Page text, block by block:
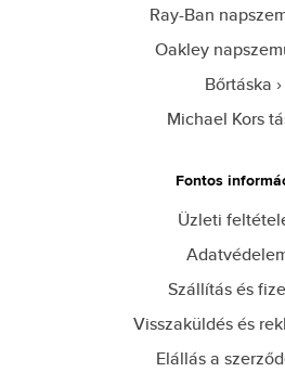
Ray-Ban
Oakley
Bőrtáska
Michael Kors
Fontos
Üzleti
Szállítás és
Visszaküldés és
Elállás a